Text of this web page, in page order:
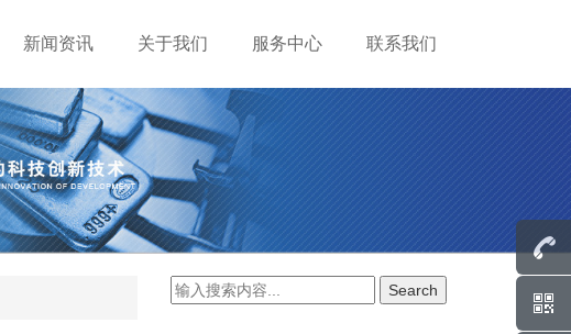
新闻资讯 关于我们 服务中心 联系我们